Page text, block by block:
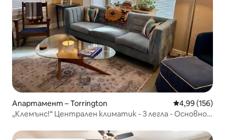
Апартамент – Torrington Средна
4,99 (156)
„Клемънс!“ Централен климатик - 3 легла - Основно